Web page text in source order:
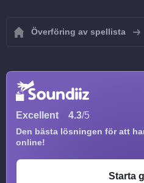
Överföring av spellista
Excellent 4.3/5
Den bästa lösningen för att
online!
Starta